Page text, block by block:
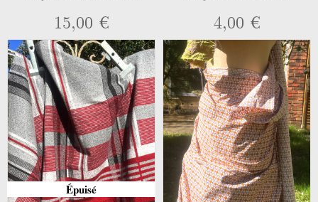
15,00 € 4,00 €
Épuisé